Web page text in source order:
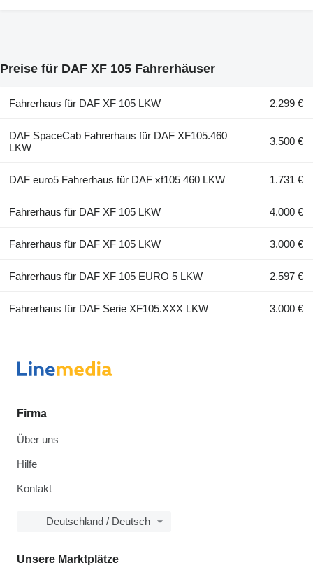
Preise für DAF XF 105 Fahrerhäuser
Fahrerhaus für DAF XF 105 LKW 2.299 €
DAF SpaceCab Fahrerhaus für DAF XF105.460
LKW
3.500 €
DAF euro5 Fahrerhaus für DAF xf105 460 LKW 1.731 €
Fahrerhaus für DAF XF 105 LKW 4.000 €
Fahrerhaus für DAF XF 105 LKW 3.000 €
Fahrerhaus für DAF XF 105 EURO 5 LKW 2.597 €
Fahrerhaus für DAF Serie XF105.XXX LKW 3.000 €
Firma
Über uns
Hilfe
Kontakt
Deutschland / Deutsch
Unsere Marktplätze